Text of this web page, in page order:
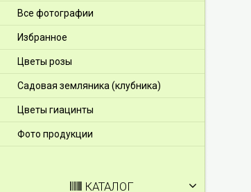
Все фотографии
Избранное
Цветы розы
Садовая земляника (клубника)
Цветы гиацинты
Фото продукции
КАТАЛОГ